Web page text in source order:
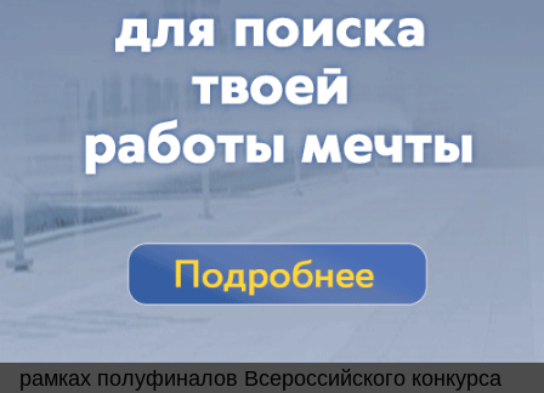
вчера в 21:00
Общество
Анапа вошла в федеральную закупку на
8,5 млн рублей
Анапа вошла в число городов, где планируется
рамках полуфиналов Всероссийского конкурса